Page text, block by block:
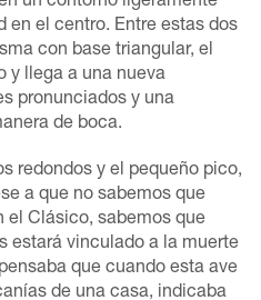
en el centro. Entre estas dos
con base triangular, el
y llega a una nueva
pronunciados y una
de boca.
y el pequeño pico,
a que no sabemos que
el Clásico, sabemos que
estará vinculado a la muerte
que cuando esta ave
de una casa, indicaba